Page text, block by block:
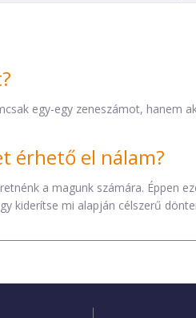
egy-egy zeneszámot, hanem
érhető el nálam?
a magunk számára. Éppen
kiderítse mi alapján célszerű